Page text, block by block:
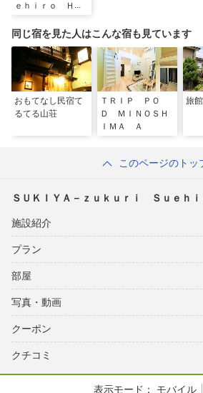
ｅｈｉｒｏ Ｈｏ
同じ宿を見た人はこんな宿も見ています
おもてなし民宿て
るてる山荘
ＴＲＩＰ ＰＯ
Ｄ ＭＩＮＯＳＨ
ＩＭＡ Ａ
旅
このページのトッ
ＳＵＫＩＹＡ－ｚｕｋｕｒｉ Ｓｕｅｈ
施設紹介
プラン
部屋
写真・動画
クーポン
クチコミ
表示モード： モバイル